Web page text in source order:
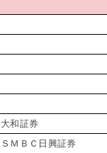
大和証券
ＳＭＢＣ日興証券